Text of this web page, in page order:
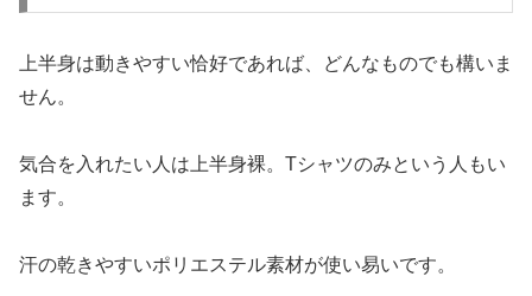
上半身は動きやすい恰好であれば、どんなものでも構いま
せん。
気合を入れたい人は上半身裸。Tシャツのみという人もい
ます。
汗の乾きやすいポリエステル素材が使い易いです。